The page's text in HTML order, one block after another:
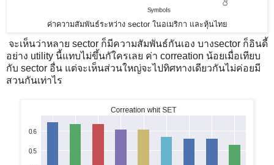
ค่าความสัมพันธ์ระหว่าง sector ในอเมริกา และหุ้นไทย
จะเห็นว่าหลาย sector ก็มีความสัมพันธ์กันเอง บางsector ก็อินดี้
อย่าง utility นี้แทบไม่ขึ้นกัใครเลย ค่า correation น้อยเมื่อเทียบ
กับ sector อื่น แต่จะเห็นส่วนใหญ่จะไปทิศทางเดียวกันไม่ค่อยมี
สวนกันเท่าไร